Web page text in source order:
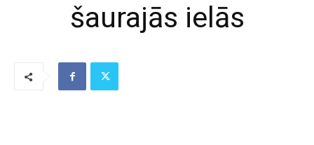
šaurajās ielās